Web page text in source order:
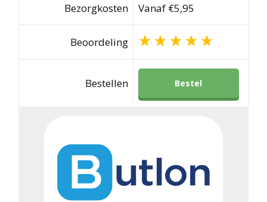
Bezorgkosten Vanaf €5,95
Beoordeling
Bestellen Bestel